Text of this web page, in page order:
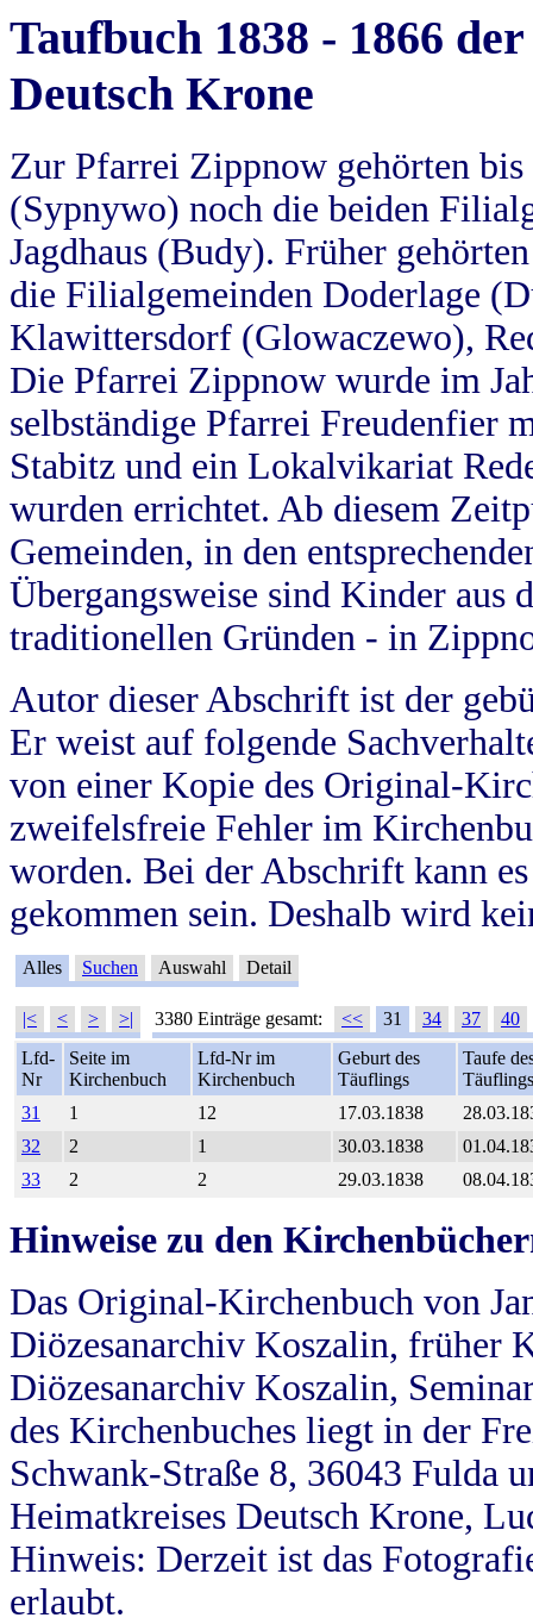
Taufbuch 1838 - 1866
Deutsch Krone
Zur Pfarrei Zippnow gehörten
(Sypnywo) noch die beiden
Jagdhaus (Budy). Früher
die Filialgemeinden Doderlage
Klawittersdorf (Glowaczewo),
Die Pfarrei Zippnow wurde im
selbständige Pfarrei Freudenfier
Stabitz und ein Lokalvikariat
wurden errichtet. Ab diesem
Gemeinden, in den
Übergangsweise sind Kinder aus
traditionellen Gründen - in
Autor dieser Abschrift ist der
Er weist auf folgende
von einer Kopie des Original-
zweifelsfreie Fehler im
worden. Bei der Abschrift kann
gekommen sein. Deshalb wird
Alles Suchen Auswahl Detail
|< < > >| 3380 Einträge gesamt: << 31 34 37
40
Lfd-
Nr
Seite im
Kirchenbuch
Lfd-Nr im
Kirchenbuch
Geburt des
Täuflings
Taufe
Täuflings
31
1 12 17.03.1838
32
2 1 30.03.1838
33
2 2 29.03.1838
Hinweise zu den
Das Original-Kirchenbuch von
Diözesanarchiv Koszalin, früher
Diözesanarchiv Koszalin,
des Kirchenbuches liegt in der
Schwank-Straße 8, 36043 Fulda
Heimatkreises Deutsch Krone,
Hinweis: Derzeit ist das
erlaubt.